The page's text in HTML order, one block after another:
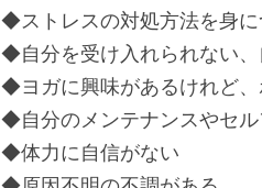
◆ストレスの対処方法を身に
◆自分を受け入れられない、
◆ヨガに興味があるけれど
◆自分のメンテナンスやセル
◆体力に自信がない